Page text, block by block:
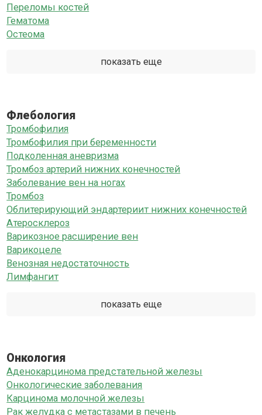
Переломы костей
Гематома
Остеома
показать еще
Флебология
Тромбофилия
Тромбофилия при беременности
Подколенная аневризма
Тромбоз артерий нижних конечностей
Заболевание вен на ногах
Тромбоз
Облитерирующий эндартериит нижних конечностей
Атеросклероз
Варикозное расширение вен
Варикоцеле
Венозная недостаточность
Лимфангит
показать еще
Онкология
Аденокарцинома предстательной железы
Онкологические заболевания
Карцинома молочной железы
Рак желудка с метастазами в печень